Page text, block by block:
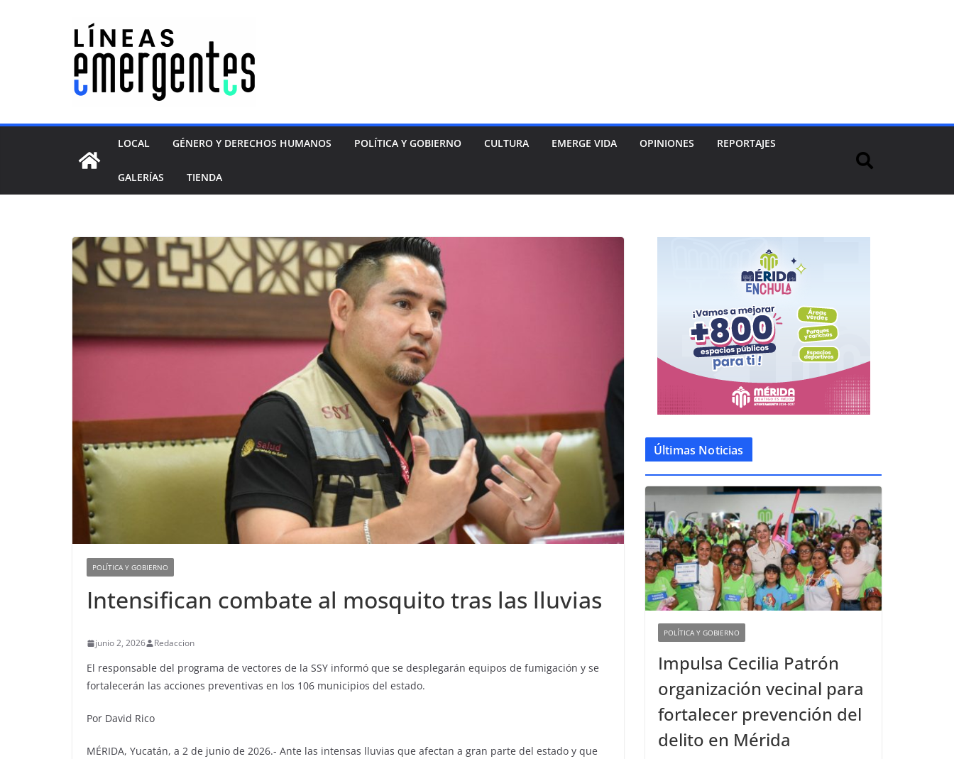
LOCAL GÉNERO Y DERECHOS HUMANOS POLÍTICA Y GOBIERNO CULTURA EMERGE VIDA OPINIONES REPORTAJES
GALERÍAS TIENDA
POLÍTICA Y GOBIERNO
Intensifican combate al mosquito tras las lluvias
junio 2, 2026 Redaccion
El responsable del programa de vectores de la SSY informó que se desplegarán equipos de fumigación y se
fortalecerán las acciones preventivas en los 106 municipios del estado.
Por David Rico
MÉRIDA, Yucatán, a 2 de junio de 2026.- Ante las intensas lluvias que afectan a gran parte del estado y que
Últimas Noticias
POLÍTICA Y GOBIERNO
Impulsa Cecilia Patrón
organización vecinal para
fortalecer prevención del
delito en Mérida